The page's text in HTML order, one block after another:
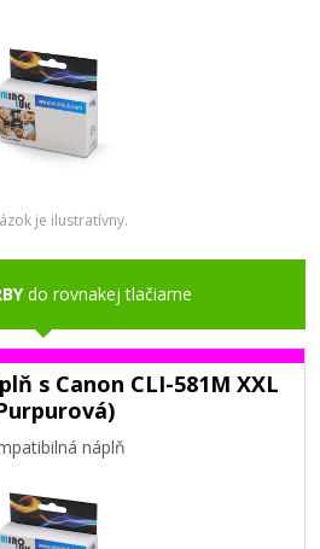
je ilustratívny.
do rovnakej tlačiarne
s Canon CLI-581M XXL
náplň